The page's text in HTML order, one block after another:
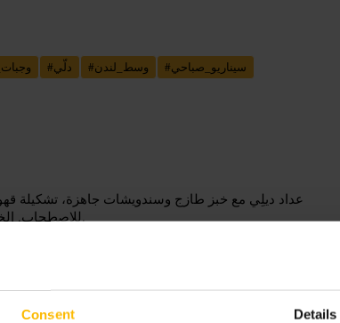
Consent Details
#دلّي #وسط_لندن #سيناريو_صباحي
عداد ديلِي مع خبز طازج وسندويشات جاهزة، تشكيلة
للاصطحاب. الخدمة سريعة ومباشرة، والجلوس محدود وعملي.